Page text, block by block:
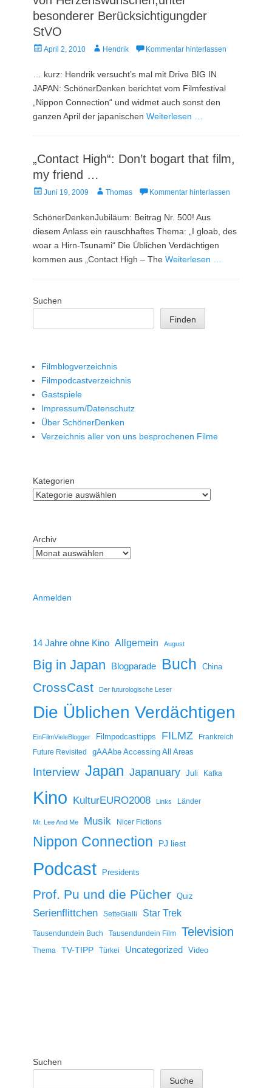
besonderer Berücksichtigungder
StVO
Veröffentlicht
April 2, 2010 AutorHendrik Kommentar hinterlassen
… kurz: Hendrik versucht’s mal mit Drive BIG IN
JAPAN: SchönerDenken berichtet vom Filmfestival
„Nippon Connection“ und widmet auch sonst den
ganzen April der japanischen Weiterlesen …
„Contact High“: Don’t bogart that film,
my friend …
Veröffentlicht
Juni 19, 2009 AutorThomas Kommentar hinterlassen
SchönerDenkenJubiläum: Beitrag Nr. 500! Aus
diesem Anlass ein rauschhaftes Thema: „I gloab, des
woar a Hirn-Tsunami“ Die Üblichen Verdächtigen
kommen aus „Contact High – The Weiterlesen …
Suchen
Finden
Filmblogverzeichnis
Filmpodcastverzeichnis
Gastspiele
Impressum/Datenschutz
Über SchönerDenken
Verzeichnis aller von uns besprochenen Filme
Kategorien
Archiv
Anmelden
14 Jahre ohne Kino Allgemein August
Big in Japan Blogparade Buch China
CrossCast Der futurologische Leser
Die Üblichen Verdächtigen
EinFilmVieleBlogger Filmpodcasttipps FILMZ
Frankreich
Future Revisited
gAAAbe Accessing All Areas
Interview Japan Japanuary Juli Kafka
Kino KulturEURO2008 Links Länder
Mr. Lee And Me Musik Nicer Fictions
Nippon Connection PJ liest
Podcast Presidents
Prof. Pu und die Pücher Quiz
Serienflittchen SetteGialli Star Trek
Tausendundein Buch Tausendundein Film Television
Thema TV-TIPP Türkei Uncategorized Video
Suchen
Suche